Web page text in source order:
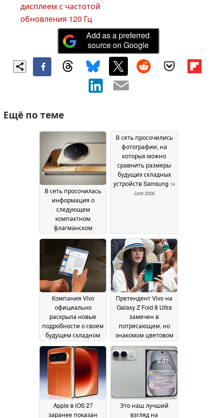
дисплеем с частотой
обновления 120 Гц
Add as a preferred
source on Google
Ещё по теме
В сеть просочилась
информация о
следующем
компактном
флагманском
подробностями о
камере24 June 2026
В сеть просочились
фотографии, на
которых можно
сравнить размеры
будущих складных
устройств Samsung 14
June 2026
Компания Vivo
официально
раскрыла новые
подробности о своем
будущем складном
13 June 2026
Претендент Vivo на
Galaxy Z Fold 8 Ultra
замечен в
потрясающем, но
знакомом цветовом
преддверии запуска
10 June 2026
Apple в iOS 27
заранее показан
Это наш лучший
взгляд на